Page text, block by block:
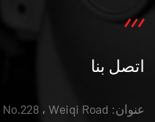
اتصل بنا